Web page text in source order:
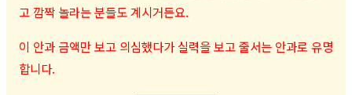
고 깜짝 놀라는 분들도 계시거든요.
이 안과 금액만 보고 의심했다가 실력을 보고 줄서는 안과로 유명
합니다.